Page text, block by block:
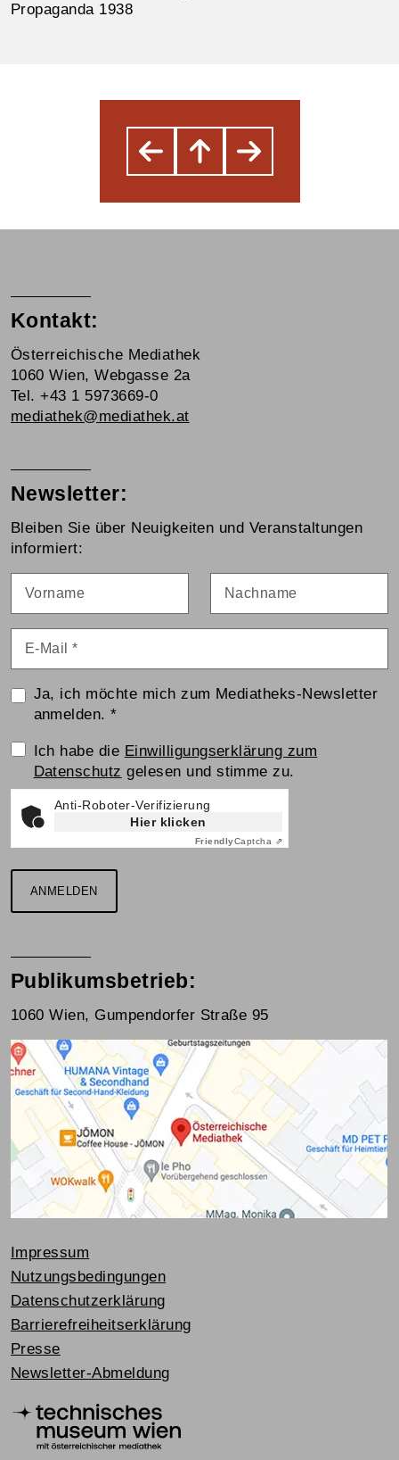
Propaganda 1938
Kontakt:
Österreichische Mediathek
1060 Wien, Webgasse 2a
Tel. +43 1 5973669-0
mediathek@mediathek.at
Newsletter:
Bleiben Sie über Neuigkeiten und Veranstaltungen
informiert:
Ja, ich möchte mich zum Mediatheks-Newsletter
anmelden.*
Einwilligungserklärung
Ich habe die Einwilligungserklärung zum
Datenschutz gelesen und stimme zu.
Anti-Roboter-Verifizierung
Hier klicken
FriendlyCaptcha ⇗
ANMELDEN
Publikumsbetrieb:
1060 Wien, Gumpendorfer Straße 95
Impressum
Nutzungsbedingungen
Datenschutzerklärung
Barrierefreiheitserklärung
Presse
Newsletter-Abmeldung